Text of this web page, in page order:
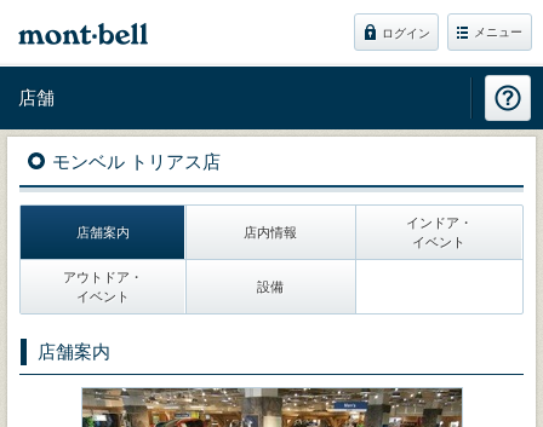
ログイン メニュー
店舗
モンベル トリアス店
店舗案内 店内情報
インドア・
イベント
アウトドア・
イベント
設備
店舗案内